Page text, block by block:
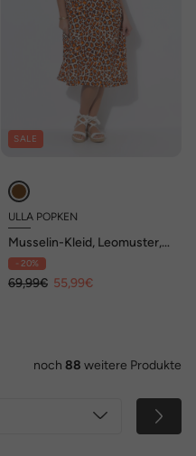
SALE
ULLA POPKEN
Musselin-Kleid, Leomuster,
A-Linie, V-Ausschnitt,
Halbarm
- 20%
69,99€ 55,99€
noch 88 weitere Produkte